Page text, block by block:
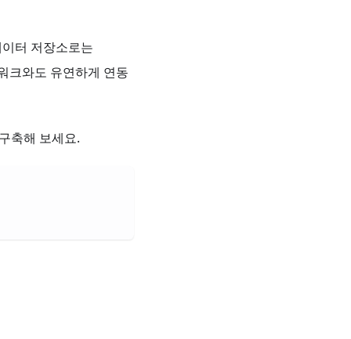
터 저장소로는
크와도 유연하게 연동
축해 보세요.